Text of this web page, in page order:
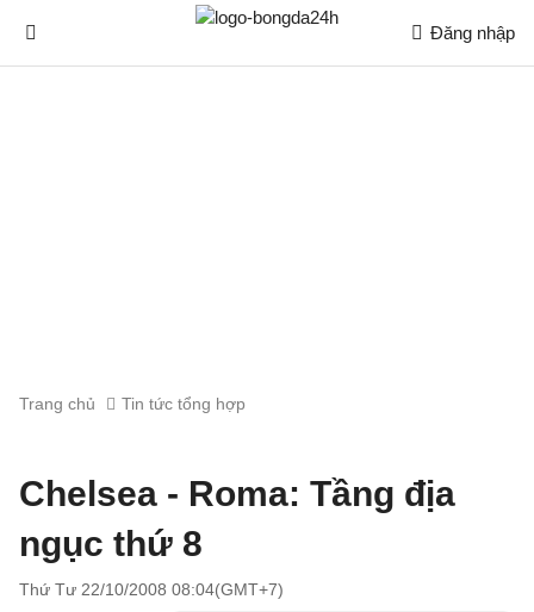
Đăng nhập
Trang chủ Tin tức tổng hợp
Chelsea - Roma: Tầng địa
ngục thứ 8
Thứ Tư 22/10/2008 08:04(GMT+7)